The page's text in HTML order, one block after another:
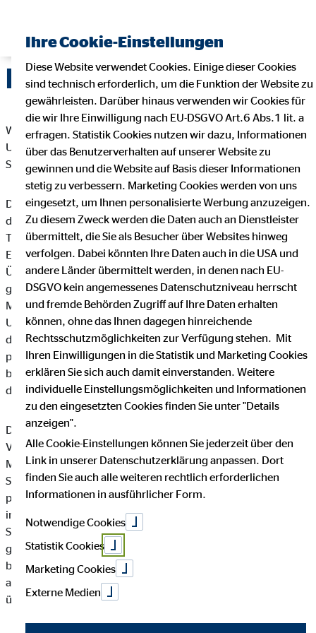
Datenschutz
Wir freuen uns sehr über Ihr Interesse an unserem
Unternehmen. Datenschutz hat einen besonders hohen
Stellenwert bei der OVB Vermögensberatung AG.
Die Verarbeitung personenbezogener Daten, beispielsweise
des Namens, der Anschrift, E-Mail-Adresse oder
Telefonnummer einer betroffenen Person, erfolgt stets im
Einklang mit der Datenschutz-Grundverordnung und in
Übereinstimmung mit den für die OVB Vermögensberatung AG
geltenden landesspezifischen Datenschutzbestimmungen.
Mittels dieser Datenschutzerklärung möchte unser
Unternehmen die Öffentlichkeit über Art, Umfang und Zweck
der von uns erhobenen, genutzten und verarbeiteten
personenbezogenen Daten informieren. Ferner werden
betroffene Personen mittels dieser Datenschutzerklärung über
die ihnen zustehenden Rechte aufgeklärt.
Die OVB Vermögensberatung AG hat als für die Verarbeitung
Verantwortlicher zahlreiche technische und organisatorische
Maßnahmen umgesetzt, um einen möglichst lückenlosen
Schutz der über diese Internetseite verarbeiteten
personenbezogenen Daten sicherzustellen. Dennoch können
internetbasierte Datenübertragungen grundsätzlich
Sicherheitslücken aufweisen, sodass ein absoluter Schutz nicht
gewährleistet werden kann. Aus diesem Grund steht es jeder
betroffenen Person frei, personenbezogene Daten auch auf
alternativen Wegen, beispielsweise telefonisch, an uns zu
übermitteln.
Ihre Cookie-Einstellungen
Diese Website verwendet Cookies. Einige dieser Cookies
sind technisch erforderlich, um die Funktion der Website zu
gewährleisten. Darüber hinaus verwenden wir Cookies für
die wir Ihre Einwilligung nach EU-DSGVO Art.6 Abs.1 lit. a
erfragen. Statistik Cookies nutzen wir dazu, Informationen
über das Benutzerverhalten auf unserer Website zu
gewinnen und die Website auf Basis dieser Informationen
stetig zu verbessern. Marketing Cookies werden von uns
eingesetzt, um Ihnen personalisierte Werbung anzuzeigen.
Zu diesem Zweck werden die Daten auch an Dienstleister
übermittelt, die Sie als Besucher über Websites hinweg
verfolgen. Dabei könnten Ihre Daten auch in die USA und
andere Länder übermittelt werden, in denen nach EU-
DSGVO kein angemessenes Datenschutzniveau herrscht
und fremde Behörden Zugriff auf Ihre Daten erhalten
können, ohne das Ihnen dagegen hinreichende
Rechtsschutzmöglichkeiten zur Verfügung stehen. Mit
Ihren Einwilligungen in die Statistik und Marketing Cookies
erklären Sie sich auch damit einverstanden. Weitere
individuelle Einstellungsmöglichkeiten und Informationen
zu den eingesetzten Cookies finden Sie unter "Details
anzeigen".
Alle Cookie-Einstellungen können Sie jederzeit über den
Link in unserer Datenschutzerklärung anpassen. Dort
finden Sie auch alle weiteren rechtlich erforderlichen
Informationen in ausführlicher Form.
Notwendige Cookies
Statistik Cookies
Marketing Cookies
Externe Medien